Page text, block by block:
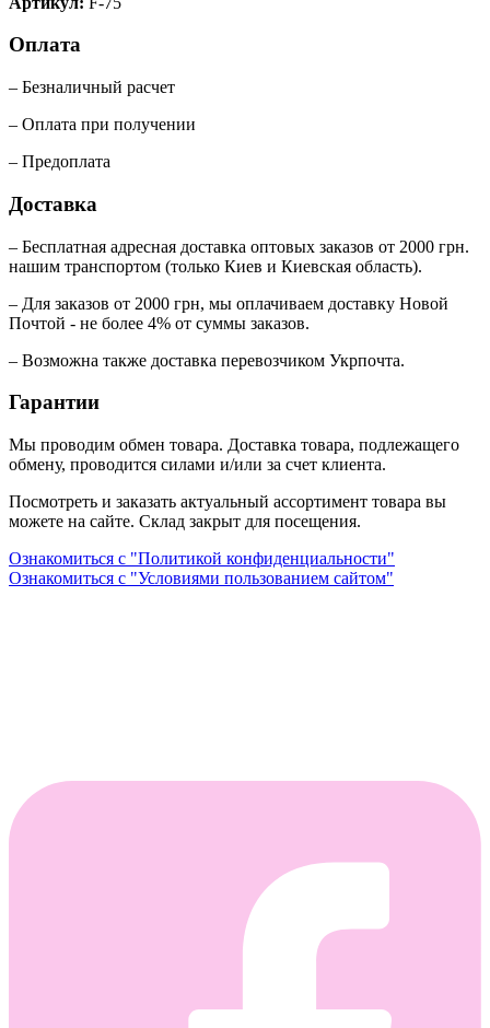
Оплата
– Безналичный расчет
– Оплата при получении
– Предоплата
Доставка
– Бесплатная адресная доставка оптовых заказов от 2000 грн.
нашим транспортом (только Киев и Киевская область).
– Для заказов от 2000 грн, мы оплачиваем доставку Новой
Почтой - не более 4% от суммы заказов.
– Возможна также доставка перевозчиком Укрпочта.
Гарантии
Мы проводим обмен товара. Доставка товара, подлежащего
обмену, проводится силами и/или за счет клиента.
Посмотреть и заказать актуальный ассортимент товара вы
можете на сайте. Склад закрыт для посещения.
Ознакомиться с "Политикой конфиденциальности"
Ознакомиться с "Условиями пользованием сайтом"